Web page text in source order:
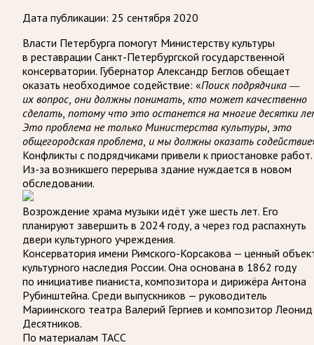
Дата публикации: 25 сентября 2020
Власти Петербурга помогут Министерству культуры
в реставрации Санкт-Петербургской государственной
консерватории. Губернатор Александр Беглов обещает
оказать необходимое содействие: «Поиск подрядчика —
их вопрос, они должны понимать, кто может качественно
сделать, потому что это останется на многие десятки
Это проблема не только Министерства культуры, это
общегородская проблема, и мы должны оказать содействие
Конфликты с подрядчиками привели к приостановке работ.
Из-за возникшего перерыва здание нуждается в новом
обследовании.
Возрождение храма музыки идёт уже шесть лет. Его
планируют завершить в 2024 году, а через год распахнуть
двери культурного учреждения.
Консерватория имени Римского-Корсакова — ценный
культурного наследия России. Она основана в 1862 году
по инициативе пианиста, композитора и дирижёра Антона
Рубинштейна. Среди выпускников — руководитель
Мариинского театра Валерий Гергиев и композитор Леонид
Десятников.
По материалам ТАСС